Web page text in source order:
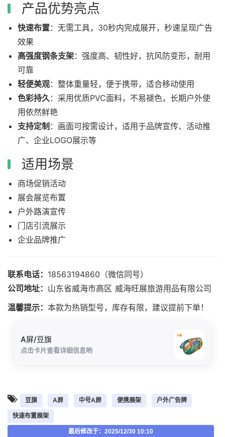
产品优势亮点
快速布置：无需工具，30秒内完成展开，秒速呈现广告
效果
高强度钢条支架：强度高、韧性好，抗风防变形，耐用
可靠
轻便美观：整体重量轻，便于携带，适合移动使用
色彩持久：采用优质PVC面料，不易褪色，长期户外使
用依然鲜艳
支持定制 ：画面可按需设计，适用于品牌宣传、活动推
广、企业LOGO展示等
适用场景
商场促销活动
展会展览布置
户外路演宣传
门店引流展示
企业品牌推广
联系电话： 18563194860（微信同号）
公司地址： 山东省威海市高区 威海旺展旅游用品有限公司
温馨提示： 本款为热销型号，库存有限，建议提前下单！
A屏/豆旗
点击卡片查看详细信息哟
豆旗 A屏 中号A屏 便携展架 户外广告牌
快速布置展架
最后修改于：2025/12/30 10:10